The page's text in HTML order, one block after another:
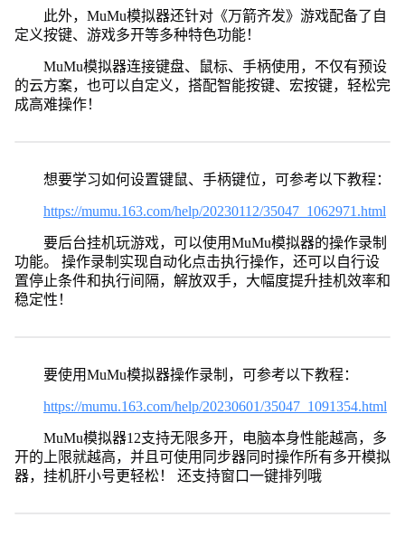
此外，MuMu模拟器还针对《万箭齐发》游戏配备了自
定义按键、游戏多开等多种特色功能！
MuMu模拟器连接键盘、鼠标、手柄使用，不仅有预设
的云方案，也可以自定义，搭配智能按键、宏按键，轻松完
成高难操作！
想要学习如何设置键鼠、手柄键位，可参考以下教程：
https://mumu.163.com/help/20230112/35047_1062971.html
要后台挂机玩游戏，可以使用MuMu模拟器的操作录制
功能。 操作录制实现自动化点击执行操作，还可以自行设
置停止条件和执行间隔，解放双手，大幅度提升挂机效率和
稳定性！
要使用MuMu模拟器操作录制，可参考以下教程：
https://mumu.163.com/help/20230601/35047_1091354.html
MuMu模拟器12支持无限多开，电脑本身性能越高，多
开的上限就越高，并且可使用同步器同时操作所有多开模拟
器，挂机肝小号更轻松！ 还支持窗口一键排列哦